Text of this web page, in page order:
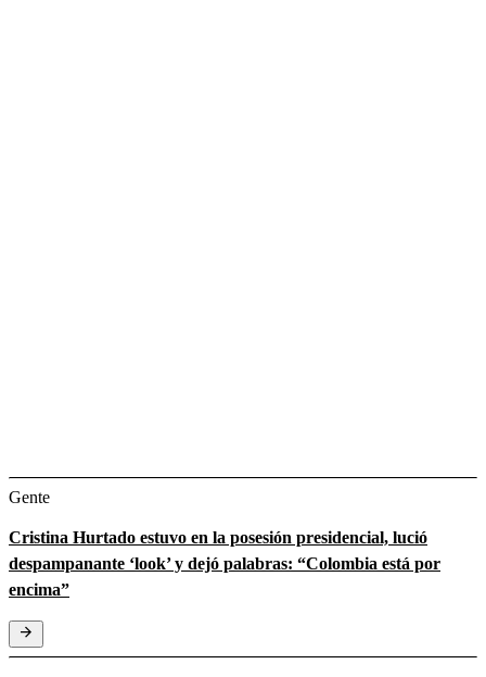
Gente
Cristina Hurtado estuvo en la posesión presidencial, lució
despampanante ‘look’ y dejó palabras: “Colombia está por
encima”